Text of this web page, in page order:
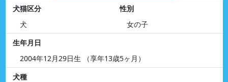
犬猫区分
犬
性別
女の子
生年月日
2004年12月29日生 （享年13歳5ヶ月）
犬種